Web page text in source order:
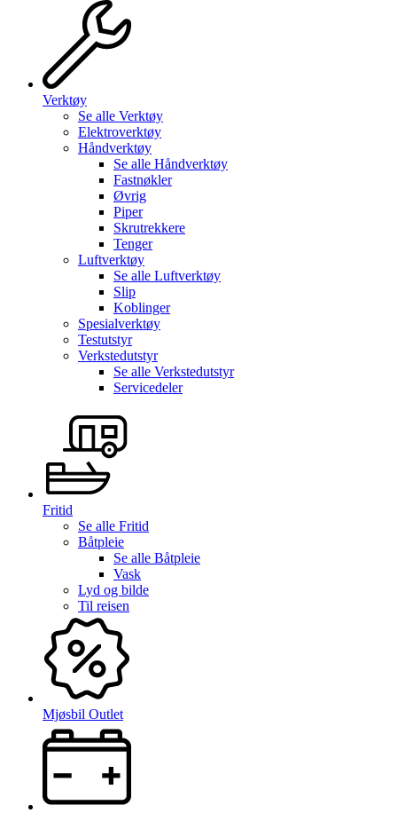
Verktøy
Se alle Verktøy
Elektroverktøy
Håndverktøy
Se alle Håndverktøy
Fastnøkler
Øvrig
Piper
Skrutrekkere
Tenger
Luftverktøy
Se alle Luftverktøy
Slip
Koblinger
Spesialverktøy
Testutstyr
Verkstedutstyr
Se alle Verkstedutstyr
Servicedeler
Fritid
Se alle Fritid
Båtpleie
Se alle Båtpleie
Vask
Lyd og bilde
Til reisen
Mjøsbil Outlet